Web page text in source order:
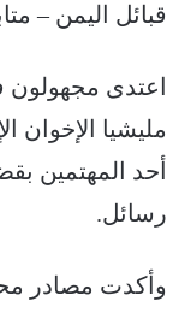
قبائل اليمن –
اعتدى
مليشيا الإخوان
أحد المهتمين
رسائل.
وأكدت مصادر